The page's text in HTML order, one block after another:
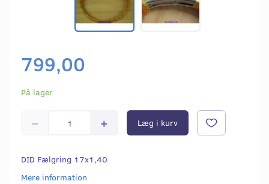
799,00
På lager
Læg i kurv
DID Fælgring 17x1,40
Mere information